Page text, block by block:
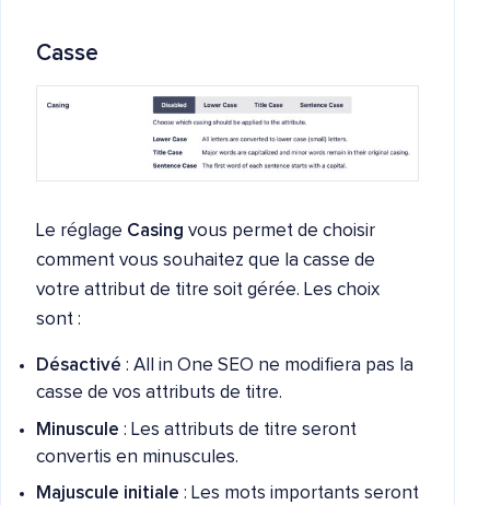
Casse
Le réglage Casing vous permet de choisir
comment vous souhaitez que la casse de
votre attribut de titre soit gérée. Les choix
sont :
Désactivé : All in One SEO ne modifiera pas la
casse de vos attributs de titre.
Minuscule : Les attributs de titre seront
convertis en minuscules.
Majuscule initiale : Les mots importants seront